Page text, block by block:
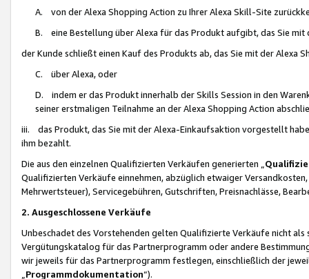
A. von der Alexa Shopping Action zu Ihrer Alexa Skill-Site
B. eine Bestellung über Alexa für das Produkt aufgibt, das Sie mit
der Kunde schließt einen Kauf des Produkts ab, das Sie mit der Alexa
C. über Alexa, oder
D. indem er das Produkt innerhalb der Skills Session in den
seiner erstmaligen Teilnahme an der Alexa Shopping Action
iii. das Produkt, das Sie mit der Alexa-Einkaufsaktion vorgestellt
ihm bezahlt.
Die aus den einzelnen Qualifizierten Verkäufen generierten „
Qualifizierten Verkäufe einnehmen, abzüglich etwaiger
Mehrwertsteuer), Servicegebühren, Gutschriften, Preisnachlässe,
2. Ausgeschlossene Verkäufe
Unbeschadet des Vorstehenden gelten Qualifizierte Verkäufe nicht
Vergütungskatalog für das Partnerprogramm oder andere
wir jeweils für das Partnerprogramm festlegen, einschließlich der
Programmdokumentation“).